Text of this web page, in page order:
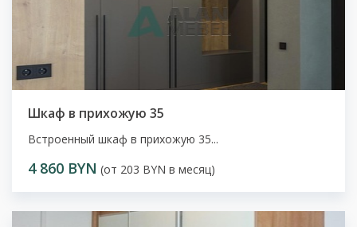
Шкаф в прихожую 35
Встроенный шкаф в прихожую 35...
4 860 BYN (от 203 BYN в месяц)